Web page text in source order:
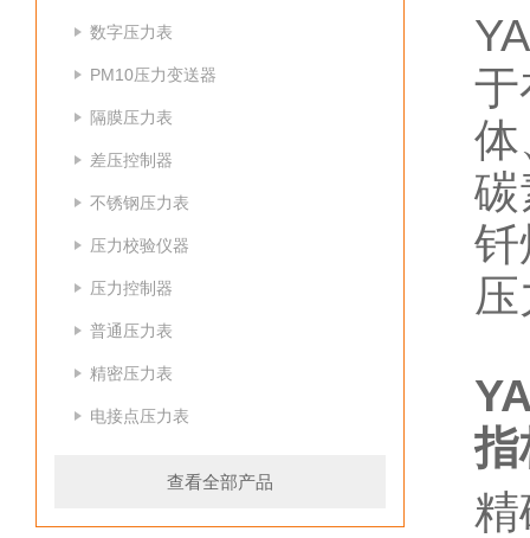
数字压力表
PM10压力变送器
隔膜压力表
差压控制器
不锈钢压力表
压力校验仪器
压力控制器
普通压力表
精密压力表
电接点压力表
查看全部产品
于
体
碳
钎
指
精